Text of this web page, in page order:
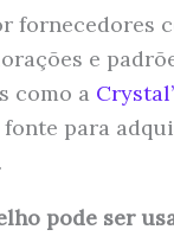
fornecedores
e
como a
para
pode ser